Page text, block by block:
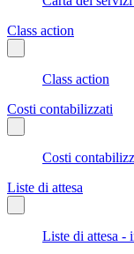
Class action
Class action
Costi contabilizzati
Costi
Liste di attesa
Liste di attesa -